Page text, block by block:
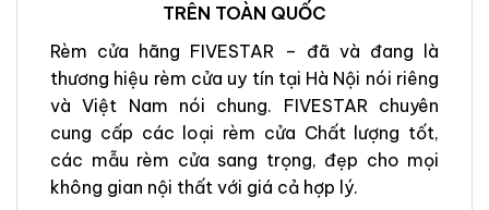
TRÊN TOÀN QUỐC
Rèm cửa hãng FIVESTAR – đã và đang là
thương hiệu rèm cửa uy tín tại Hà Nội nói riêng
và Việt Nam nói chung. FIVESTAR chuyên
cung cấp các loại rèm cửa Chất lượng tốt,
các mẫu rèm cửa sang trọng, đẹp cho mọi
không gian nội thất với giá cả hợp lý.